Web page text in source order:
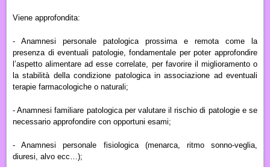
Viene approfondita:
- Anamnesi personale patologica prossima e remota come la
presenza di eventuali patologie, fondamentale per poter approfondire
l’aspetto alimentare ad esse correlate, per favorire il miglioramento o
la stabilità della condizione patologica in associazione ad eventuali
terapie farmacologiche o naturali;
- Anamnesi familiare patologica per valutare il rischio di patologie e se
necessario approfondire con opportuni esami;
- Anamnesi personale fisiologica (menarca, ritmo sonno-veglia,
diuresi, alvo ecc…);